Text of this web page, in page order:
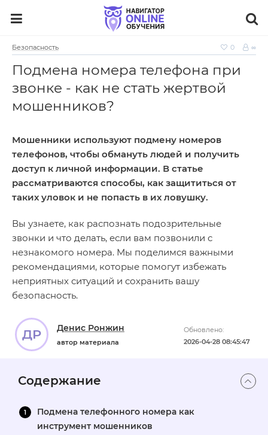
Безопасность 0 ∞
Подмена номера телефона при
звонке - как не стать жертвой
мошенников?
Мошенники используют подмену номеров
телефонов, чтобы обмануть людей и получить
доступ к личной информации. В статье
рассматриваются способы, как защититься от
таких уловок и не попасть в их ловушку.
Вы узнаете, как распознать подозрительные
звонки и что делать, если вам позвонили с
незнакомого номера. Мы поделимся важными
рекомендациями, которые помогут избежать
неприятных ситуаций и сохранить вашу
безопасность.
Обновлено:
2026-04-28 08:45:47
ДР Денис Ронжин
автор материала
Содержание
Подмена телефонного номера как
инструмент мошенников